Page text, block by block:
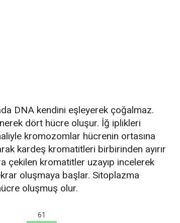
DNA kendini eşleyerek çoğalmaz.
dört hücre oluşur. İğ iplikleri
kromozomlar hücrenin ortasına
kardeş kromatitleri birbirinden ayırır
çekilen kromatitler uzayıp incelerek
oluşmaya başlar. Sitoplazma
oluşmuş olur.
61